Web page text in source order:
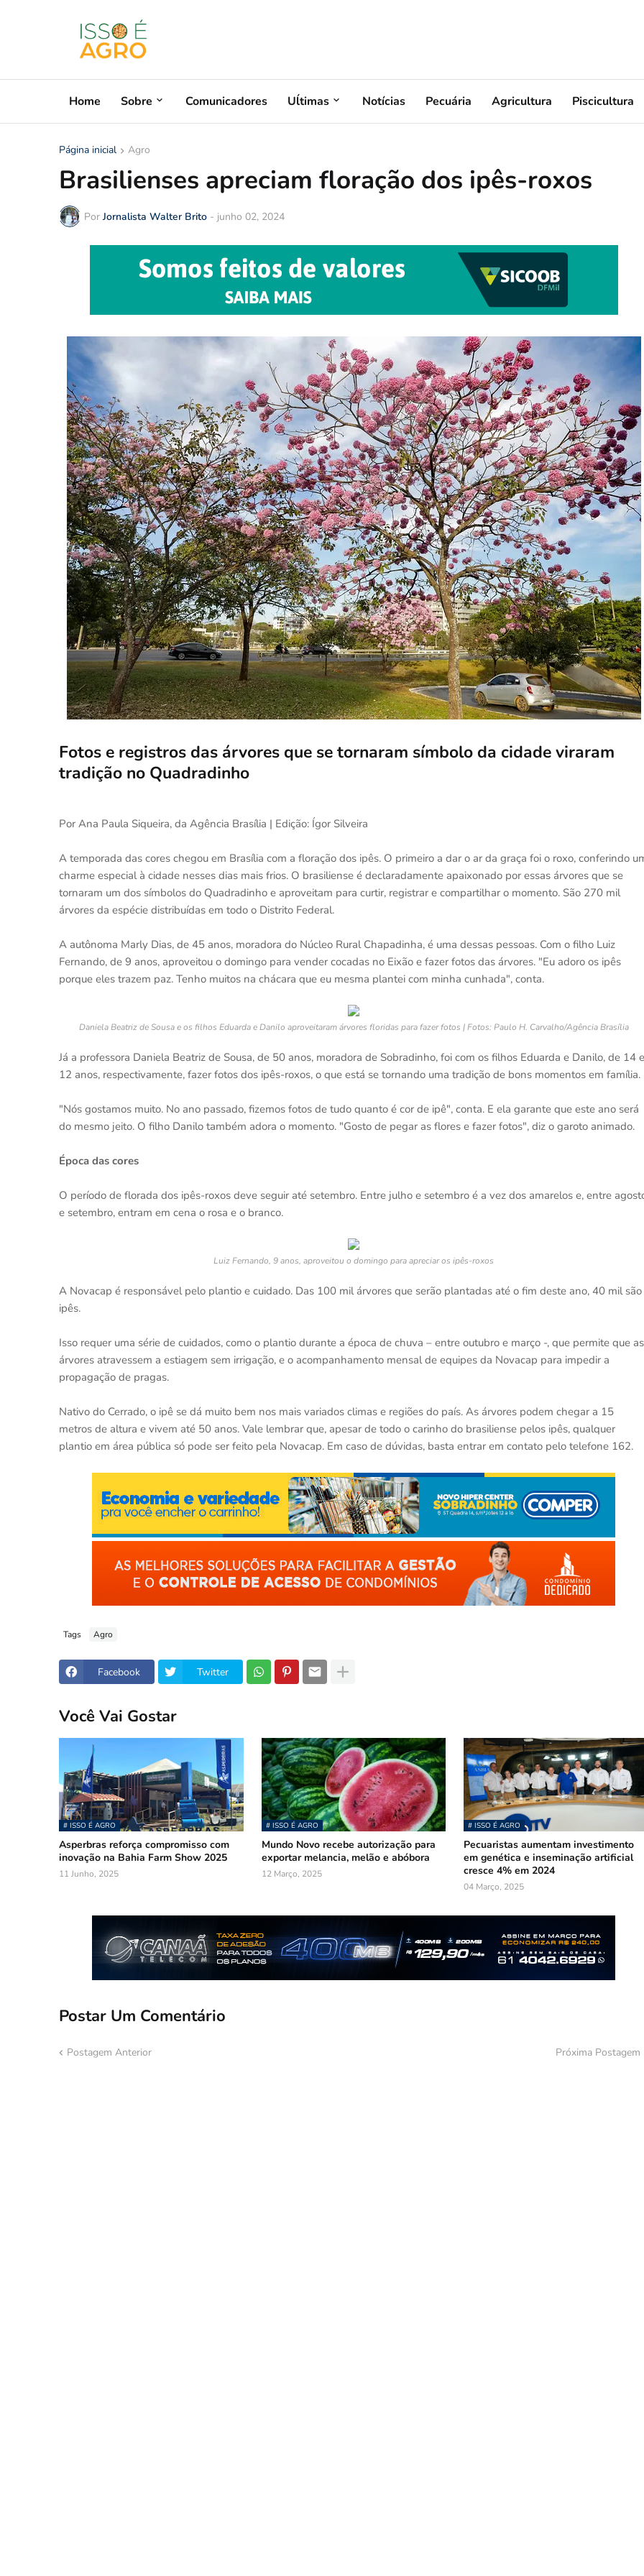
Home Sobre Comunicadores Uĺtimas Notícias Pecuária Agricultura Piscicultura
Página inicial Agro
Brasilienses apreciam floração dos ipês-roxos
Por Jornalista Walter Brito - junho 02, 2024
Fotos e registros das árvores que se tornaram símbolo da cidade viraram
tradição no Quadradinho
Por Ana Paula Siqueira, da Agência Brasília | Edição: Ígor Silveira
A temporada das cores chegou em Brasília com a floração dos ipês. O primeiro a dar o ar da graça foi o roxo, conferindo
charme especial à cidade nesses dias mais frios. O brasiliense é declaradamente apaixonado por essas árvores que se
tornaram um dos símbolos do Quadradinho e aproveitam para curtir, registrar e compartilhar o momento. São 270 mil
árvores da espécie distribuídas em todo o Distrito Federal.
A autônoma Marly Dias, de 45 anos, moradora do Núcleo Rural Chapadinha, é uma dessas pessoas. Com o filho Luiz
Fernando, de 9 anos, aproveitou o domingo para vender cocadas no Eixão e fazer fotos das árvores. "Eu adoro os ipês
porque eles trazem paz. Tenho muitos na chácara que eu mesma plantei com minha cunhada", conta.
Daniela Beatriz de Sousa e os filhos Eduarda e Danilo aproveitaram árvores floridas para fazer fotos | Fotos: Paulo H. Carvalho/Agência Brasília
Já a professora Daniela Beatriz de Sousa, de 50 anos, moradora de Sobradinho, foi com os filhos Eduarda e Danilo, de 14 e
12 anos, respectivamente, fazer fotos dos ipês-roxos, o que está se tornando uma tradição de bons momentos em família.
"Nós gostamos muito. No ano passado, fizemos fotos de tudo quanto é cor de ipê", conta. E ela garante que este ano será
do mesmo jeito. O filho Danilo também adora o momento. "Gosto de pegar as flores e fazer fotos", diz o garoto animado.
Época das cores
O período de florada dos ipês-roxos deve seguir até setembro. Entre julho e setembro é a vez dos amarelos e, entre
e setembro, entram em cena o rosa e o branco.
Luiz Fernando, 9 anos, aproveitou o domingo para apreciar os ipês-roxos
A Novacap é responsável pelo plantio e cuidado. Das 100 mil árvores que serão plantadas até o fim deste ano, 40 mil são
ipês.
Isso requer uma série de cuidados, como o plantio durante a época de chuva – entre outubro e março -, que permite que as
árvores atravessem a estiagem sem irrigação, e o acompanhamento mensal de equipes da Novacap para impedir a
propagação de pragas.
Nativo do Cerrado, o ipê se dá muito bem nos mais variados climas e regiões do país. As árvores podem chegar a 15
metros de altura e vivem até 50 anos. Vale lembrar que, apesar de todo o carinho do brasiliense pelos ipês, qualquer
plantio em área pública só pode ser feito pela Novacap. Em caso de dúvidas, basta entrar em contato pelo telefone 162.
Tags Agro
Facebook Twitter
Você Vai Gostar
# ISSO É AGRO
Asperbras reforça compromisso com
inovação na Bahia Farm Show 2025
11 Junho, 2025
# ISSO É AGRO
Mundo Novo recebe autorização para
exportar melancia, melão e abóbora
12 Março, 2025
# ISSO É AGRO
Pecuaristas aumentam investimento
em genética e inseminação artificial
cresce 4% em 2024
04 Março, 2025
Postar Um Comentário
Postagem Anterior Próxima Postagem